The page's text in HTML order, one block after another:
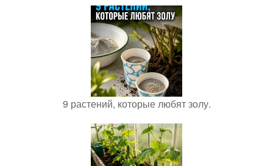
9 растений, которые любят золу.